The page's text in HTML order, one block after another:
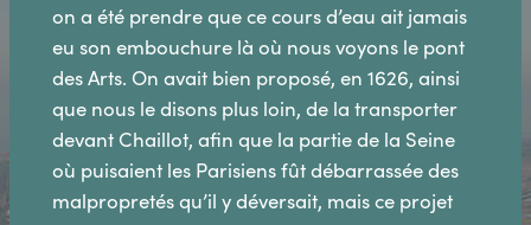
on a été prendre que ce cours d’eau ait jamais
eu son embouchure là où nous voyons le pont
des Arts. On avait bien proposé, en 1626, ainsi
que nous le disons plus loin, de la transporter
devant Chaillot, afin que la partie de la Seine
où puisaient les Parisiens fût débarrassée des
malpropretés qu’il y déversait, mais ce projet